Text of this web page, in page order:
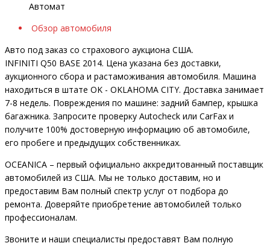
Автомат
Обзор автомобиля
Авто под заказ со страхового аукциона США.
INFINITI Q50 BASE 2014. Цена указана без доставки,
аукционного сбора и растаможивания автомобиля. Машина
находиться в штате OK - OKLAHOMA CITY. Доставка занимает
7-8 недель. Повреждения по машине: задний бампер, крышка
багажника. Запросите проверку Autocheck или CarFax и
получите 100% достоверную информацию об автомобиле,
его пробеге и предыдущих собственниках.
OCEANIСA – первый официально аккредитованный поставщик
автомобилей из США. Мы не только доставим, но и
предоставим Вам полный спектр услуг от подбора до
ремонта. Доверяйте приобретение автомобилей только
профессионалам.
Звоните и наши специалисты предоставят Вам полную